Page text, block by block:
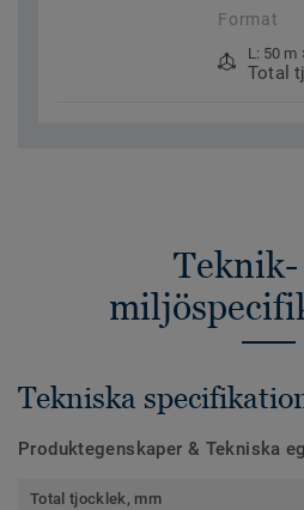
Format
L: 50 m
Total
Teknik-
Tekniska
Produktegenskaper & Tekniska
Total tjocklek, mm